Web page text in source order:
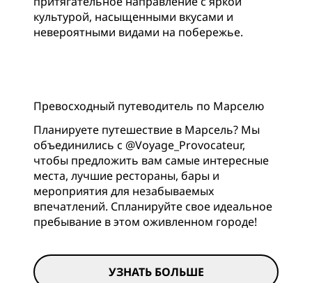
культурой, насыщенными вкусами и
невероятными видами на побережье.
Превосходный путеводитель по Марселю
Планируете путешествие в Марсель? Мы
объединились с @Voyage_Provocateur,
чтобы предложить вам самые интересные
места, лучшие рестораны, бары и
мероприятия для незабываемых
впечатлений. Спланируйте свое идеальное
пребывание в этом оживленном городе!
УЗНАТЬ БОЛЬШЕ